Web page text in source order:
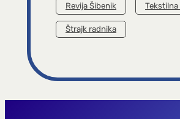
Revija Šibenik
Štrajk radnika